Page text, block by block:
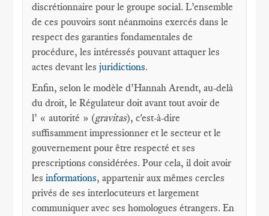
discrétionnaire pour le groupe social. L’ensemble
de ces pouvoirs sont néanmoins exercés dans le
respect des garanties fondamentales de
procédure, les intéressés pouvant attaquer les
actes devant lesjuridictions.
Enfin, selon le modèle d’Hannah Arendt, au-delà
du droit, le Régulateur doit avant tout avoir de
l’ « autorité » (gravitas), c'est-à-dire
suffisamment impressionner et le secteur et le
gouvernement pour être respecté et ses
prescriptions considérées. Pour cela, il doit avoir
lesinformations, appartenir aux mêmes cercles
privés de ses interlocuteurs et largement
communiquer avec ses homologues étrangers. En